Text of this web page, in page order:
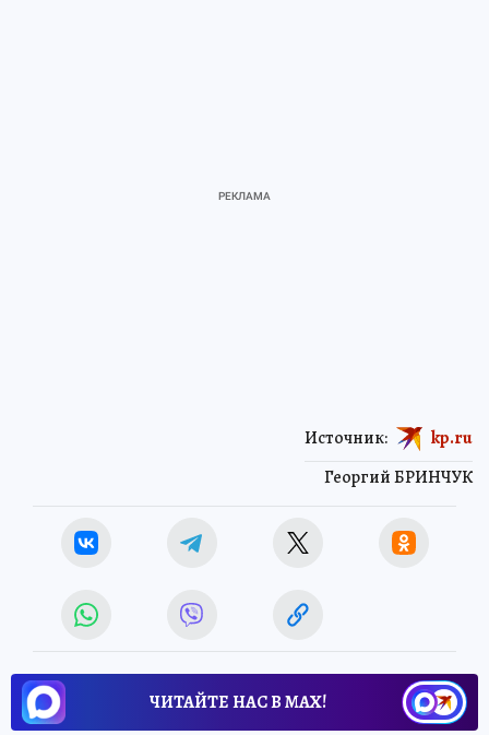
Георгий БРИНЧУК
Источник: kp.ru
ЧИТАЙТЕ НАС В МАХ!